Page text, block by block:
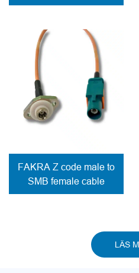
trailer
FAKRA Z code male to
SMB female cable
LÄS